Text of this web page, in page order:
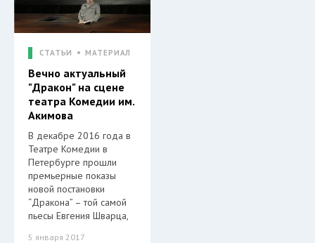
СТАТЬИ МАТЕРИАЛ
Вечно актуальный
"Дракон" на сцене
театра Комедии им.
Акимова
В декабре 2016 года в
Театре Комедии в
Петербурге прошли
премьерные показы
новой постановки
“Дракона” – той самой
пьесы Евгения Шварца,
5 января 2017